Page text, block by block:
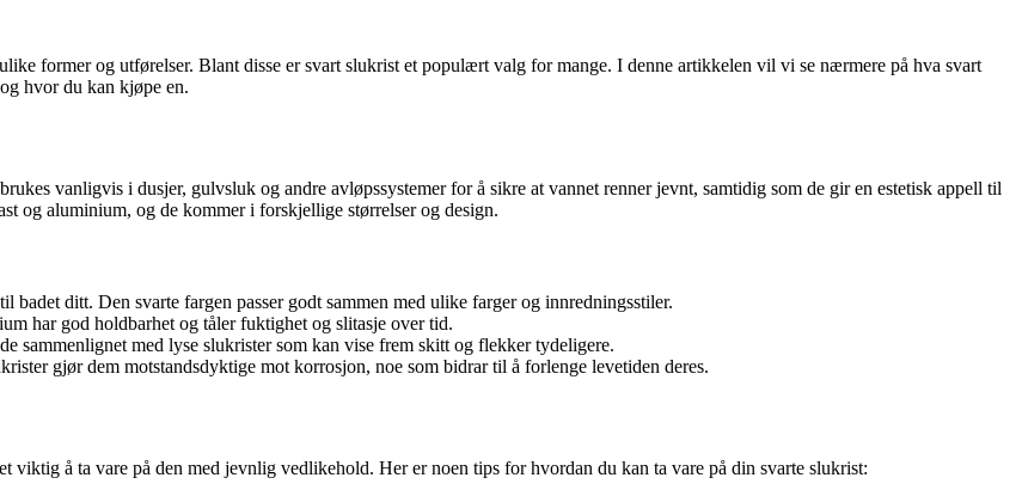
former og utførelser. Blant disse er svart slukrist et populært valg for mange. I denne artikkelen vil vi se nærmere på hva svart
hvor du kan kjøpe en.
vanligvis i dusjer, gulvsluk og andre avløpssystemer for å sikre at vannet renner jevnt, samtidig som de gir en estetisk appell til
og aluminium, og de kommer i forskjellige størrelser og design.
badet ditt. Den svarte fargen passer godt sammen med ulike farger og innredningsstiler.
har god holdbarhet og tåler fuktighet og slitasje over tid.
sammenlignet med lyse slukrister som kan vise frem skitt og flekker tydeligere.
gjør dem motstandsdyktige mot korrosjon, noe som bidrar til å forlenge levetiden deres.
viktig å ta vare på den med jevnlig vedlikehold. Her er noen tips for hvordan du kan ta vare på din svarte slukrist: